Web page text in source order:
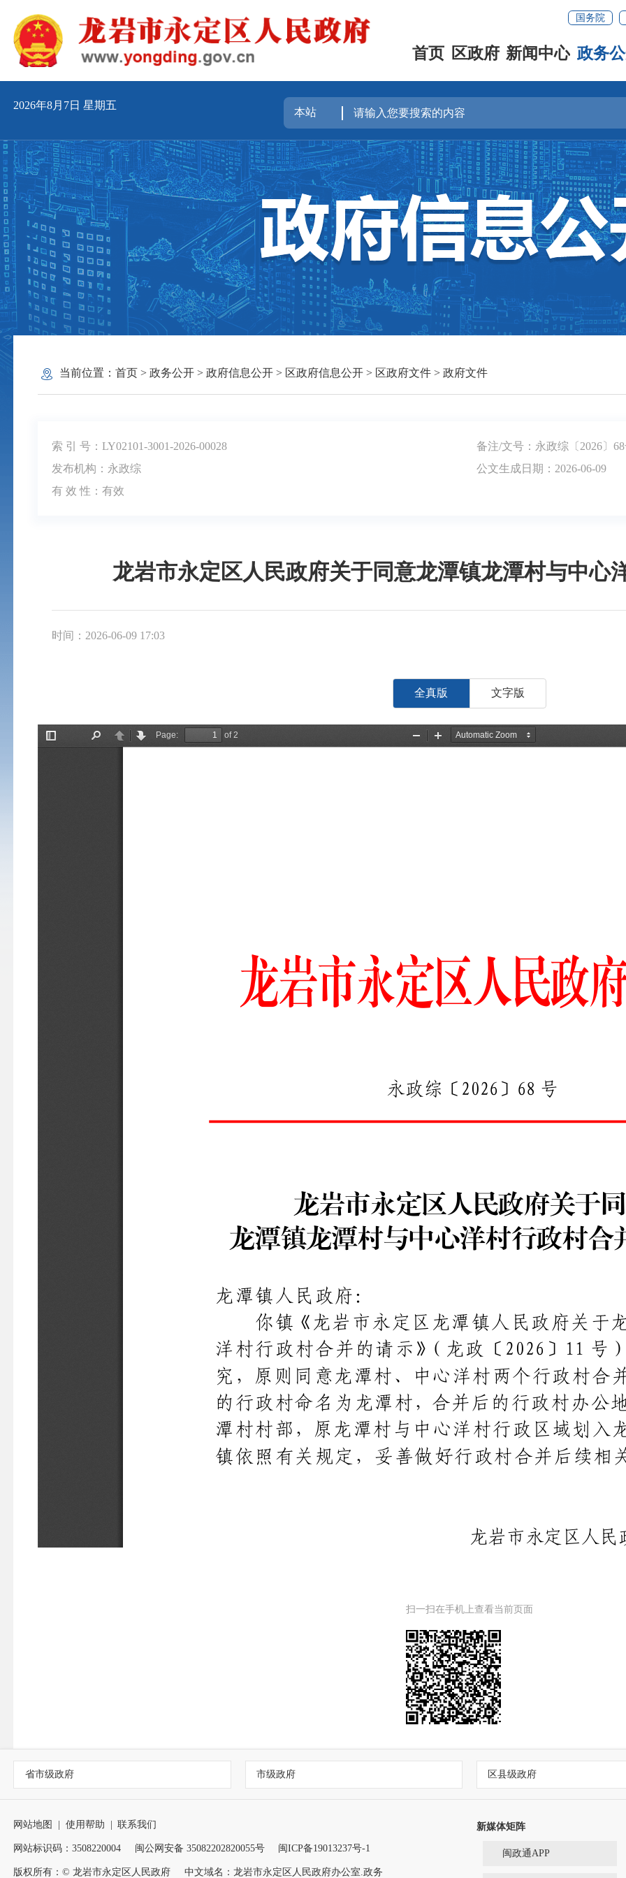
国务院
首页 区政府 新闻中心 政务
2026年8月7日 星期五
当前位置： 首页> 政务公开> 政府信息公开> 区政府信息公开> 区政府文件> 政府文件
索 引 号：LY02101-3001-2026-00028
备注/文号：永政综〔2026〕
发布机构：永政综
公文生成日期：2026-06-09
有 效 性： 有效
龙岩市永定区人民政府关于同意龙潭镇龙潭村与中心
时间：2026-06-09 17:03
全真版 文字版
扫一扫在手机上查看当前页面
省市级政府 市级政府 区县级政府
网站地图 使用帮助 联系我们
网站标识码：3508220004 闽公网安备 35082202820055号 闽ICP备19013237号-1
版权所有：© 龙岩市永定区人民政府 中文域名：龙岩市永定区人民政府办公室.政务
新媒体矩阵
闽政通APP